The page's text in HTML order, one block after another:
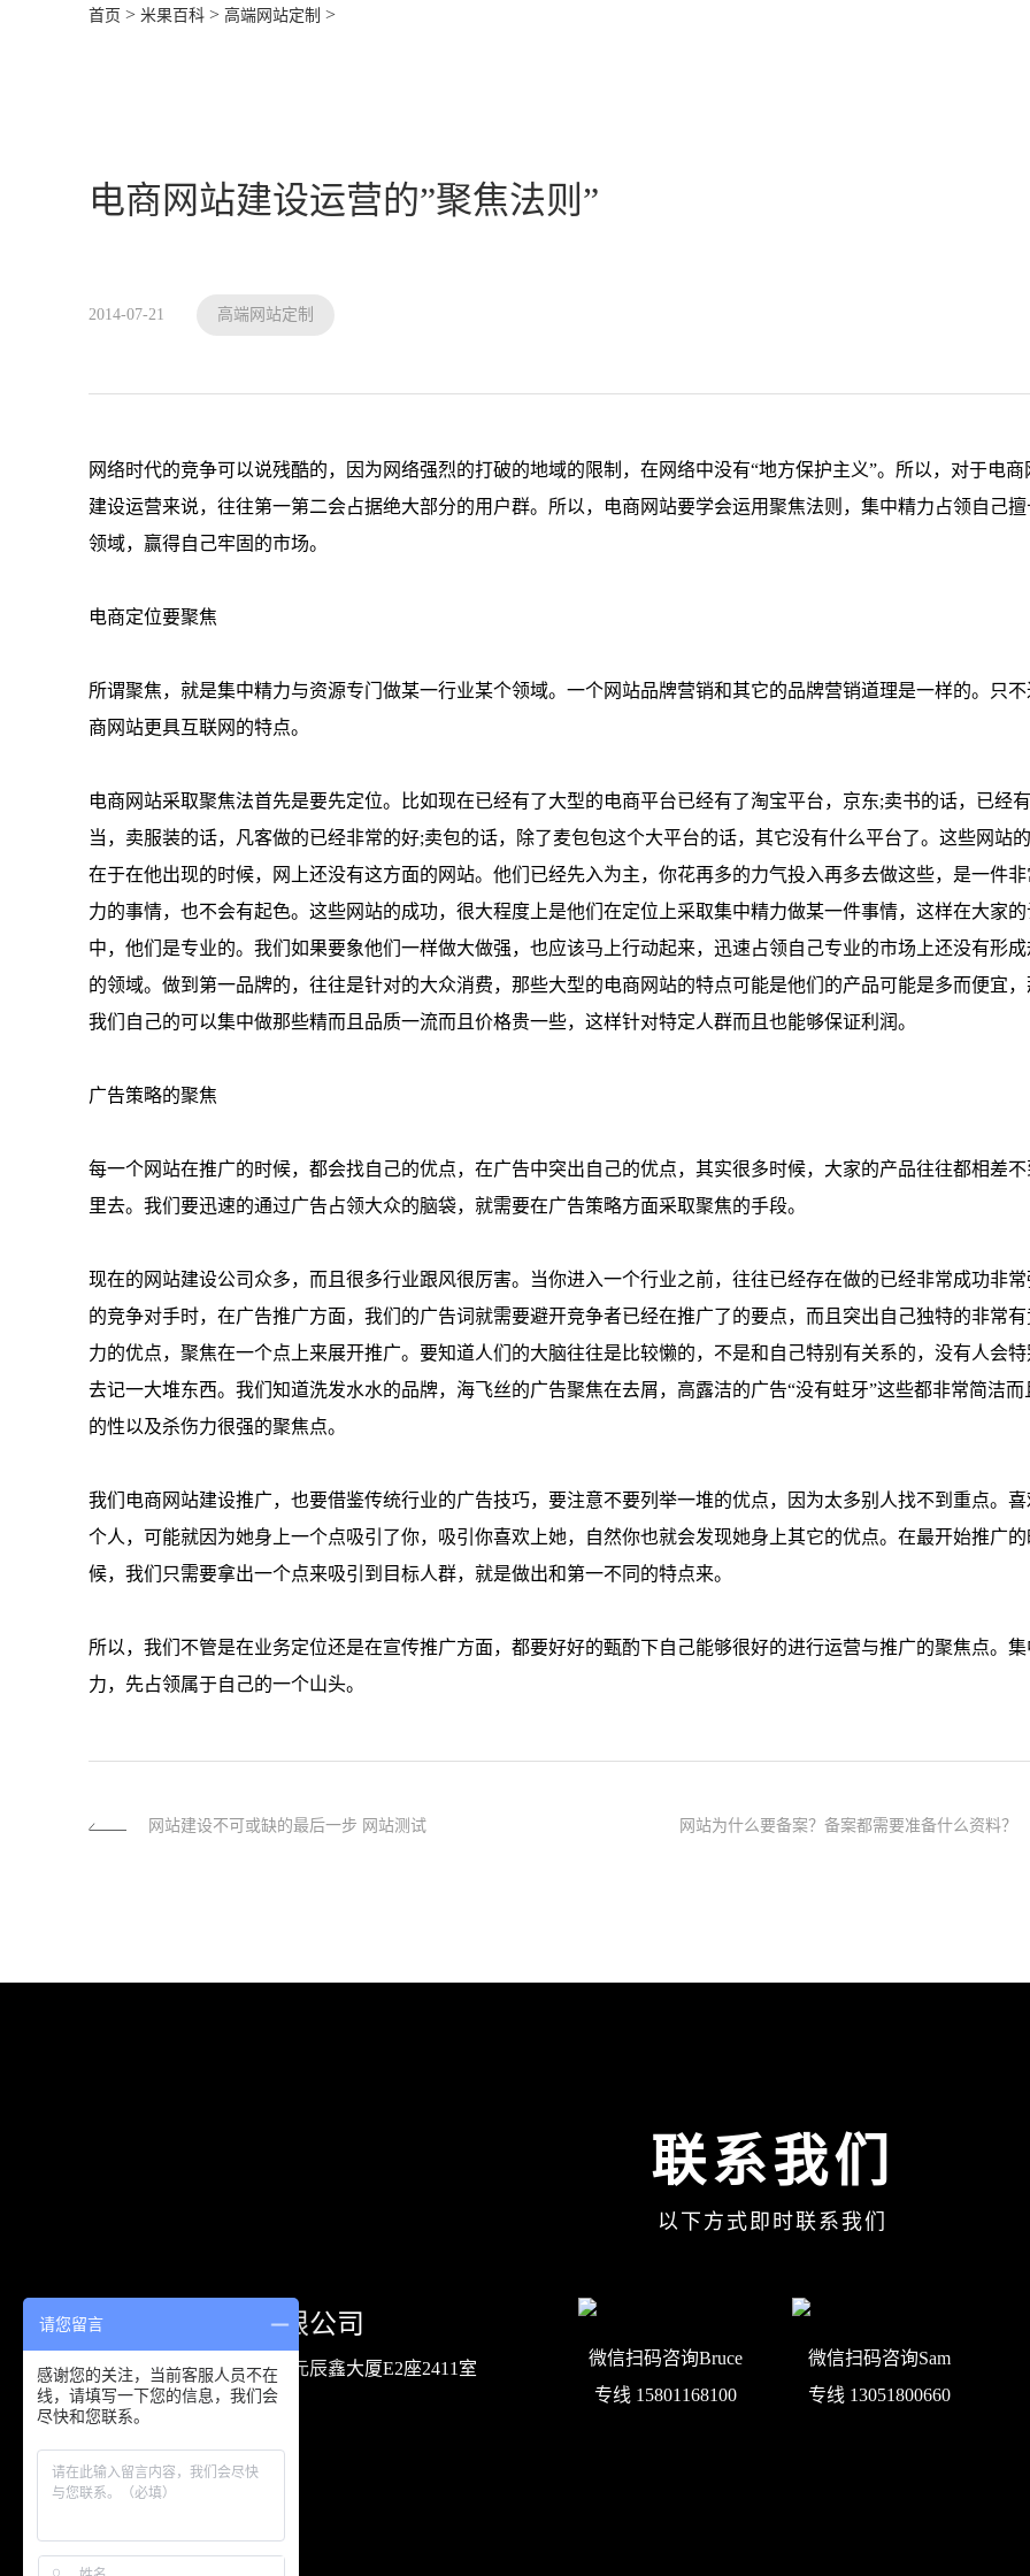
首页 > 米果百科 > 高端网站定制 >
电商网站建设运营的”聚焦法则”
2014-07-21 高端网站定制
网络时代的竞争可以说残酷的，因为网络强烈的打破的地域的限制，在网络中没有“地方保护主义”。所以，对于电商
建设运营来说，往往第一第二会占据绝大部分的用户群。所以，电商网站要学会运用聚焦法则，集中精力占领自己
领域，赢得自己牢固的市场。
电商定位要聚焦
所谓聚焦，就是集中精力与资源专门做某一行业某个领域。一个网站品牌营销和其它的品牌营销道理是一样的。只
商网站更具互联网的特点。
电商网站采取聚焦法首先是要先定位。比如现在已经有了大型的电商平台已经有了淘宝平台，京东;卖书的话，已经
当，卖服装的话，凡客做的已经非常的好;卖包的话，除了麦包包这个大平台的话，其它没有什么平台了。这些网站
在于在他出现的时候，网上还没有这方面的网站。他们已经先入为主，你花再多的力气投入再多去做这些，是一件
力的事情，也不会有起色。这些网站的成功，很大程度上是他们在定位上采取集中精力做某一件事情，这样在大家
中，他们是专业的。我们如果要象他们一样做大做强，也应该马上行动起来，迅速占领自己专业的市场上还没有形
的领域。做到第一品牌的，往往是针对的大众消费，那些大型的电商网站的特点可能是他们的产品可能是多而便宜
我们自己的可以集中做那些精而且品质一流而且价格贵一些，这样针对特定人群而且也能够保证利润。
广告策略的聚焦
每一个网站在推广的时候，都会找自己的优点，在广告中突出自己的优点，其实很多时候，大家的产品往往都相差
里去。我们要迅速的通过广告占领大众的脑袋，就需要在广告策略方面采取聚焦的手段。
现在的网站建设公司众多，而且很多行业跟风很厉害。当你进入一个行业之前，往往已经存在做的已经非常成功非
的竞争对手时，在广告推广方面，我们的广告词就需要避开竞争者已经在推广了的要点，而且突出自己独特的非常
力的优点，聚焦在一个点上来展开推广。要知道人们的大脑往往是比较懒的，不是和自己特别有关系的，没有人会
去记一大堆东西。我们知道洗发水水的品牌，海飞丝的广告聚焦在去屑，高露洁的广告“没有蛀牙”这些都非常简洁而
的性以及杀伤力很强的聚焦点。
我们电商网站建设推广，也要借鉴传统行业的广告技巧，要注意不要列举一堆的优点，因为太多别人找不到重点。
个人，可能就因为她身上一个点吸引了你，吸引你喜欢上她，自然你也就会发现她身上其它的优点。在最开始推广的
候，我们只需要拿出一个点来吸引到目标人群，就是做出和第一不同的特点来。
所以，我们不管是在业务定位还是在宣传推广方面，都要好好的甄酌下自己能够很好的进行运营与推广的聚焦点。
力，先占领属于自己的一个山头。
网站建设不可或缺的最后一步 网站测试 网站为什么要备案？备案都需要准备什么资料？
联系我们
以下方式即时联系我们
北京米果科技有限公司
北京市朝阳区裕民路12号元辰鑫大厦E2座2411室
+86-010-67011800/08/38
微信扫码咨询Bruce
专线 15801168100
微信扫码咨询Sam
专线 13051800660
请您留言
感谢您的关注，当前客服人员不在
线，请填写一下您的信息，我们会
尽快和您联系。